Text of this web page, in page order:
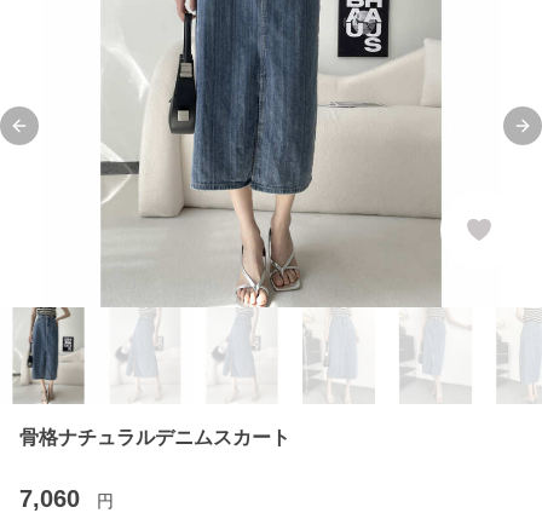
Previous slide
骨格ナチュラルデニムスカート
7,060 円